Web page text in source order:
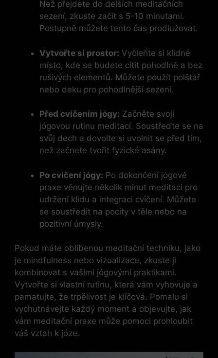
Než přejdete do delších meditačních
sezení, zkuste začít s 5-10 minutami.
Postupně můžete tento čas prodlužovat.
Vytvořte si prostor: Vyčleňte si klidné
místo, kde se budete cítit pohodlně a bez
rušivých elementů. Můžete použít polštář
nebo deku pro pohodlnější sezení.
Před cvičením jógy: Začněte svoji
jógovou rutinu meditací. Soustřeďte se na
svůj dech a dovolte si uvolnit se před tím,
než začnete tvořit fyzické asány.
Po cvičení jógy: Po dokončení jógové
praxe věnujte několik minut meditaci pro
udržení klidu a integraci cvičení. Můžete
se soustředit na pocity v těle nebo na
pozitivní úmysly.
Pokud máte oblíbenou meditační techniku, jako
je mindfulness nebo vizualizace, zkuste ji
kombinovat s vašimi jógovými praktikami.
Vytvořte si vlastní rutinu, která vám vyhovuje a
pamatujte, že trpělivost je klíčová. Pomalu si
vychutnávejte každý moment a objevujte, jak
vám meditační praxe může pomoci prohloubit
váš vztah k józe.